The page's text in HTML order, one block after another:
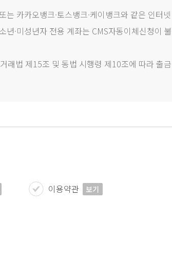
는 카카오뱅크·토스뱅크·케이뱅크와 같은 인터넷
년·미성년자 전용 계좌는 CMS자동이체신청이 불
래법 제15조 및 동법 시행령 제10조에 따라 출금
이용약관 보기